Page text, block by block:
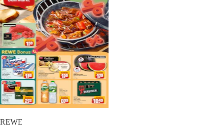
REWE